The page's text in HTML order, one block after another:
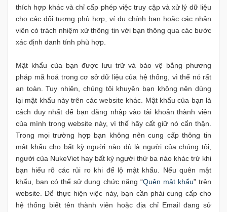
thích hợp khác và chỉ cấp phép việc truy cập và xử lý dữ liệu
cho các đối tượng phù hợp, ví dụ chính bạn hoặc các nhân
viên có trách nhiệm xử thông tin với bạn thông qua các bước
xác định danh tính phù hợp.
Mật khẩu của bạn được lưu trữ và bảo vệ bằng phương
pháp mã hoá trong cơ sở dữ liệu của hệ thống, vì thế nó rất
an toàn. Tuy nhiên, chúng tôi khuyên bạn không nên dùng
lại mật khẩu này trên các website khác. Mật khẩu của bạn là
cách duy nhất để bạn đăng nhập vào tài khoản thành viên
của mình trong website này, vì thế hãy cất giữ nó cẩn thận.
Trong mọi trường hợp bạn không nên cung cấp thông tin
mật khẩu cho bất kỳ người nào dù là người của chúng tôi,
người của NukeViet hay bất kỳ người thứ ba nào khác trừ khi
bạn hiểu rõ các rủi ro khi để lộ mật khẩu. Nếu quên mật
khẩu, bạn có thể sử dụng chức năng “Quên mật khẩu” trên
website. Để thực hiện việc này, bạn cần phải cung cấp cho
hệ thống biết tên thành viên hoặc địa chỉ Email đang sử